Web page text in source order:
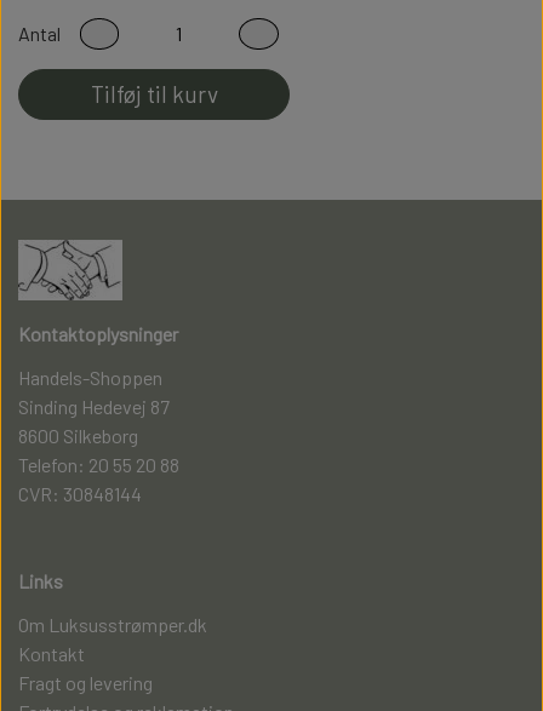
Sidder perfekt på foden
Fladsømmet for ekstra god komfort
100% Fnullerfri
Antal
Tilføj til kurv
Kontaktoplysninger
Handels-Shoppen
Sinding Hedevej 87
8600 Silkeborg
Telefon: 20 55 20 88
CVR: 30848144
Links
Om Luksusstrømper.dk
Kontakt
Fragt og levering